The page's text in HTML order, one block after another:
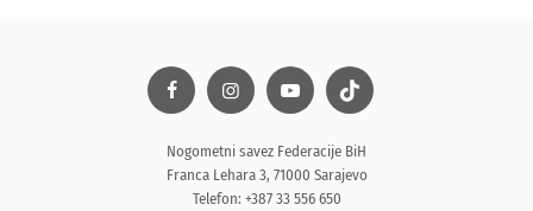
Nogometni savez Federacije BiH
Franca Lehara 3, 71000 Sarajevo
Telefon: +387 33 556 650